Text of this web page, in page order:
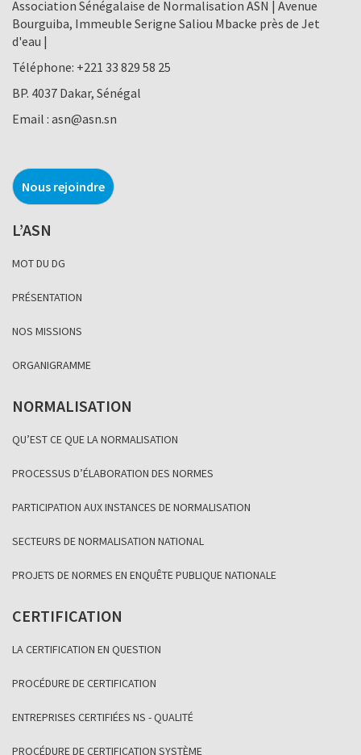
Association Sénégalaise de Normalisation ASN | Avenue
Bourguiba, Immeuble Serigne Saliou Mbacke près de Jet
d'eau |
Téléphone: +221 33 829 58 25
BP. 4037 Dakar, Sénégal
Email : asn@asn.sn
Nous rejoindre
L’ASN
MOT DU DG
PRÉSENTATION
NOS MISSIONS
ORGANIGRAMME
NORMALISATION
QU’EST CE QUE LA NORMALISATION
PROCESSUS D’ÉLABORATION DES NORMES
PARTICIPATION AUX INSTANCES DE NORMALISATION
SECTEURS DE NORMALISATION NATIONAL
PROJETS DE NORMES EN ENQUÊTE PUBLIQUE NATIONALE
CERTIFICATION
LA CERTIFICATION EN QUESTION
PROCÉDURE DE CERTIFICATION
ENTREPRISES CERTIFIÉES NS - QUALITÉ
PROCÉDURE DE CERTIFICATION SYSTÈME